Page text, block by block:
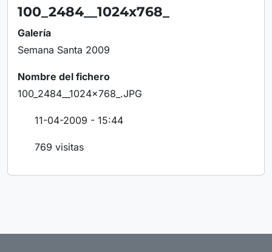
100_2484__1024x768_
Galería
Semana Santa 2009
Nombre del fichero
100_2484__1024x768_.JPG
11-04-2009 - 15:44
769 visitas